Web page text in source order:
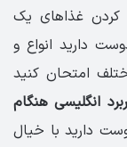
کردن غذاهای یک
دارید انواع و
امتحان کنید
انگلیسی هنگام
دارید با خیال